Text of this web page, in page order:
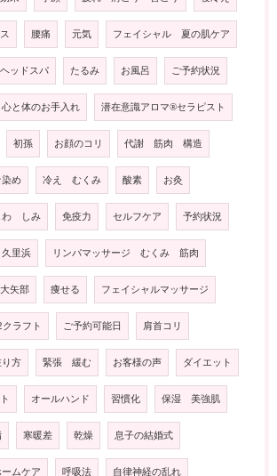
腰痛 元気 フェイシャル 夏の肌ケア
ッドスパ たるみ お風呂 ご予約状況
心と体のお手入れ 潜在意識アロマ®️セラピスト
初孫 お顔のコリ 代謝 筋肉 構造
染め 冷え むくみ 酸素 お灸
わ しみ 免疫力 セルフケア 予約状況
里浜 リンパマッサージ むくみ 筋肉
矢部 痩せる フェイシャルマッサージ
ラフト ご予約可能日 肩首コリ
り方 緊張 緩む お客様の声 ダイエット
オールハンド 習慣化 保湿 美強肌
寒暖差 乾燥 息子の結婚式
ームケア 呼吸法 自律神経の乱れ